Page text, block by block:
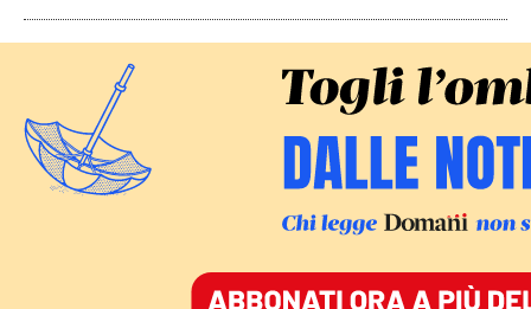
Ma come mai alcune ricostruzioni avevano
ipotizzato una causa tra Minetti e i genitori naturali
del bambino, scrivendo di un contenzioso legale? In
realtà si tratta di una procedura obbligatoria in caso
di abbandono di minore e richiesta di adozione: nel
corso della vicenda i giudici emettono vari “editti”
di F. scomparsi (in questo caso secondo i giudici